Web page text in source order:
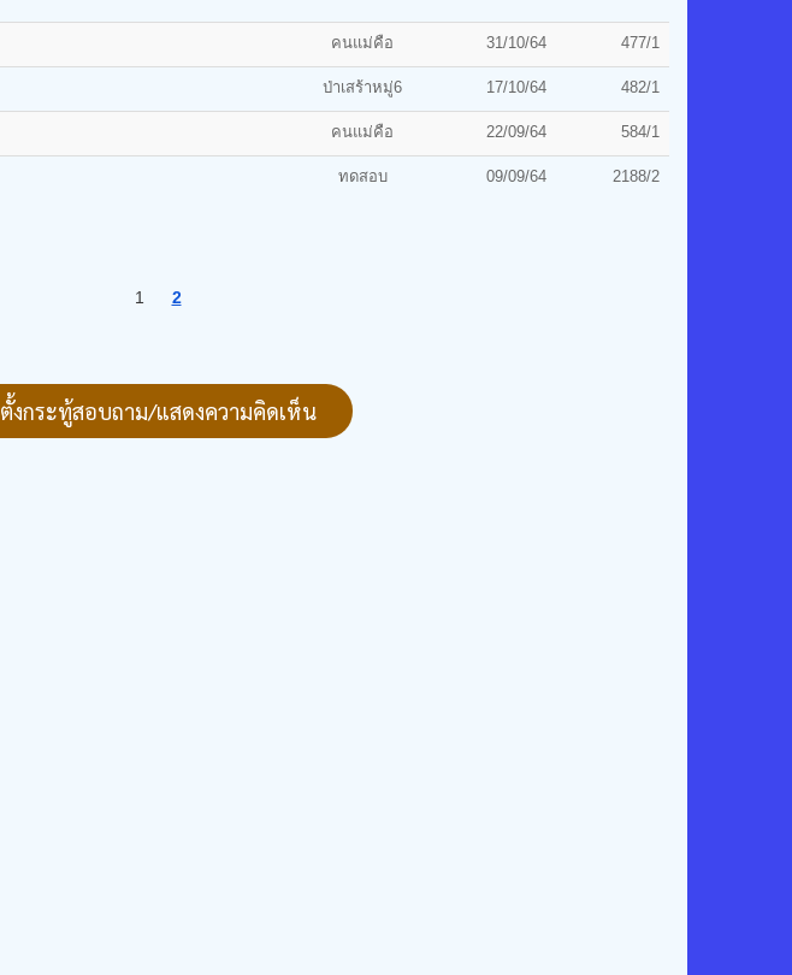
คนแม่คือ 31/10/64 477/1
ป่าเสร้าหมู่6 17/10/64 482/1
คนแม่คือ 22/09/64 584/1
ทดสอบ 09/09/64 2188/2
1 2
ตั้งกระทู้สอบถาม/แสดงความคิดเห็น